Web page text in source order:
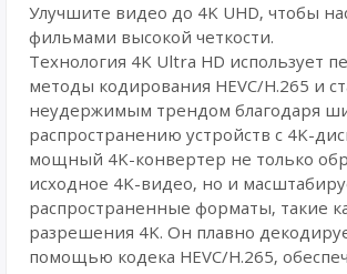
Улучшите видео до 4K UHD, чтобы
фильмами высокой четкости.
Технология 4K Ultra HD использует
методы кодирования HEVC/H.265 и
неудержимым трендом благодаря
распространению устройств с 4K-
мощный 4K-конвертер не только
исходное 4K-видео, но и
распространенные форматы, такие
разрешения 4K. Он плавно
помощью кодека HEVC/H.265,